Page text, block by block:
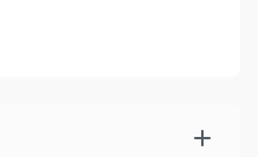
abgerundetem Saum